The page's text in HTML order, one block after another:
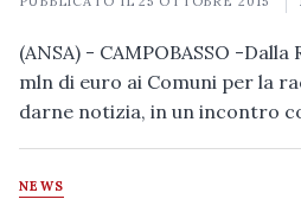
(ANSA) - CAMPOBASSO -
mln di euro ai Comuni per la
darne notizia, in un incontro
NEWS